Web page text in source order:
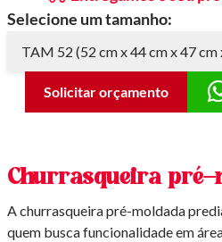
Selecione um tamanho:
Solicitar orçamento
Churrasqueira pré-
A churrasqueira pré-moldada
quem busca funcionalidade em